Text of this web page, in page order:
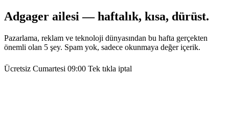
Adgager ailesi — haftalık, kısa, dürüst.
Pazarlama, reklam ve teknoloji dünyasından bu hafta gerçekten
önemli olan 5 şey. Spam yok, sadece okunmaya değer içerik.
Ücretsiz Cumartesi 09:00 Tek tıkla iptal